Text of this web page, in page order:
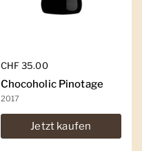
Regulärer Preis
CHF 35.00
Chocoholic Pinotage
2017
Jetzt kaufen